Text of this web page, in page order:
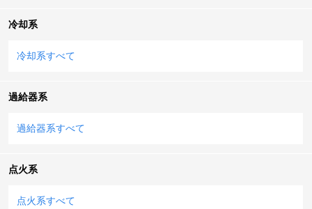
冷却系
冷却系すべて
過給器系
過給器系すべて
点火系
点火系すべて